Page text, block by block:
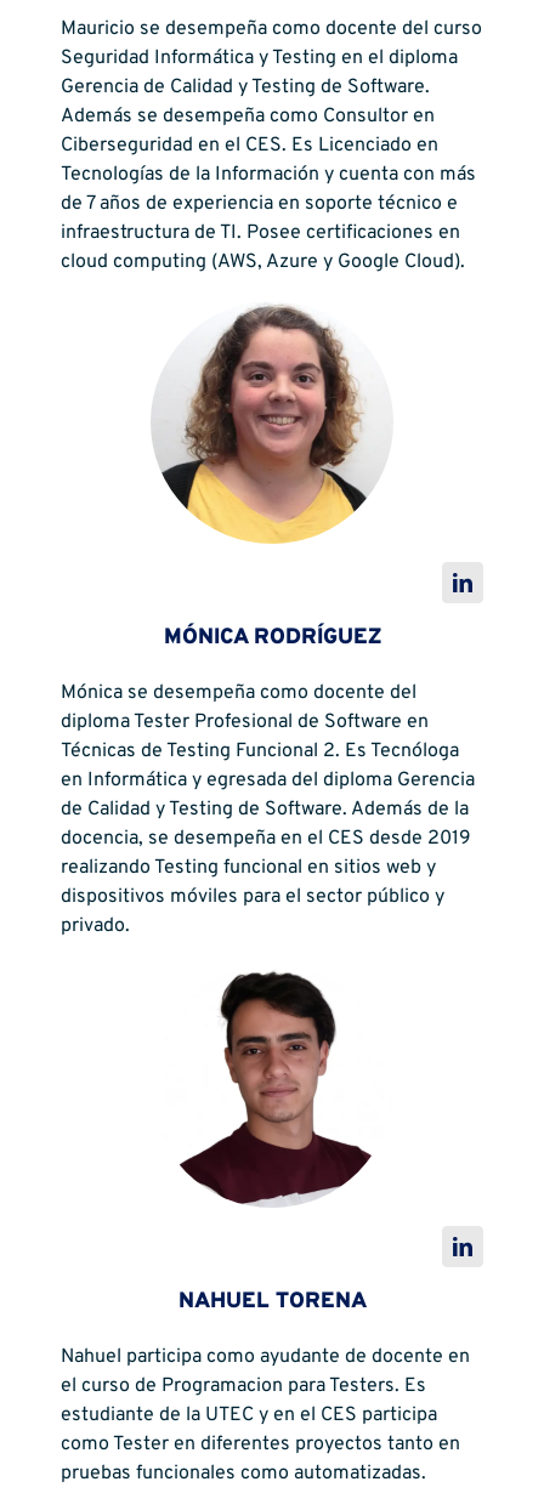
Mauricio se desempeña como docente del curso
Seguridad Informática y Testing en el diploma
Gerencia de Calidad y Testing de Software.
Además se desempeña como Consultor en
Ciberseguridad en el CES. Es Licenciado en
Tecnologías de la Información y cuenta con más
de 7 años de experiencia en soporte técnico e
infraestructura de TI. Posee certificaciones en
cloud computing (AWS, Azure y Google Cloud).
MÓNICA RODRÍGUEZ
Mónica se desempeña como docente del
diploma Tester Profesional de Software en
Técnicas de Testing Funcional 2. Es Tecnóloga
en Informática y egresada del diploma Gerencia
de Calidad y Testing de Software. Además de la
docencia, se desempeña en el CES desde 2019
realizando Testing funcional en sitios web y
dispositivos móviles para el sector público y
privado.
NAHUEL TORENA
Nahuel participa como ayudante de docente en
el curso de Programacion para Testers. Es
estudiante de la UTEC y en el CES participa
como Tester en diferentes proyectos tanto en
pruebas funcionales como automatizadas.